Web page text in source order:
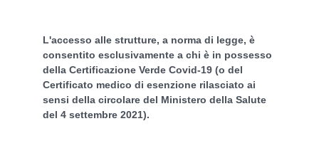
L'accesso alle strutture, a norma di legge, è
consentito esclusivamente a chi è in possesso
della Certificazione Verde Covid-19 (o del
Certificato medico di esenzione rilasciato ai
sensi della circolare del Ministero della Salute
del 4 settembre 2021).